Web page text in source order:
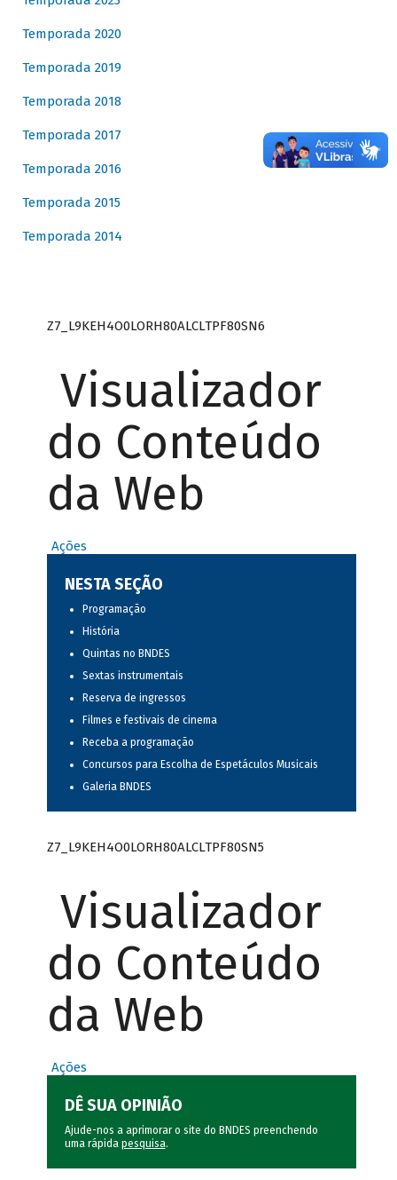
Temporada 2020
Temporada 2019
Temporada 2018
Temporada 2017
Temporada 2016
Temporada 2015
Temporada 2014
Z7_L9KEH4O0LORH80ALCLTPF80SN6
Visualizador
do Conteúdo
da Web
Ações
NESTA SEÇÃO
Programação
História
Quintas no BNDES
Sextas instrumentais
Reserva de ingressos
Filmes e festivais de cinema
Receba a programação
Concursos para Escolha de Espetáculos Musicais
Galeria BNDES
Z7_L9KEH4O0LORH80ALCLTPF80SN5
Visualizador
do Conteúdo
da Web
Ações
DÊ SUA OPINIÃO
Ajude-nos a aprimorar o site do BNDES preenchendo
uma rápida pesquisa.